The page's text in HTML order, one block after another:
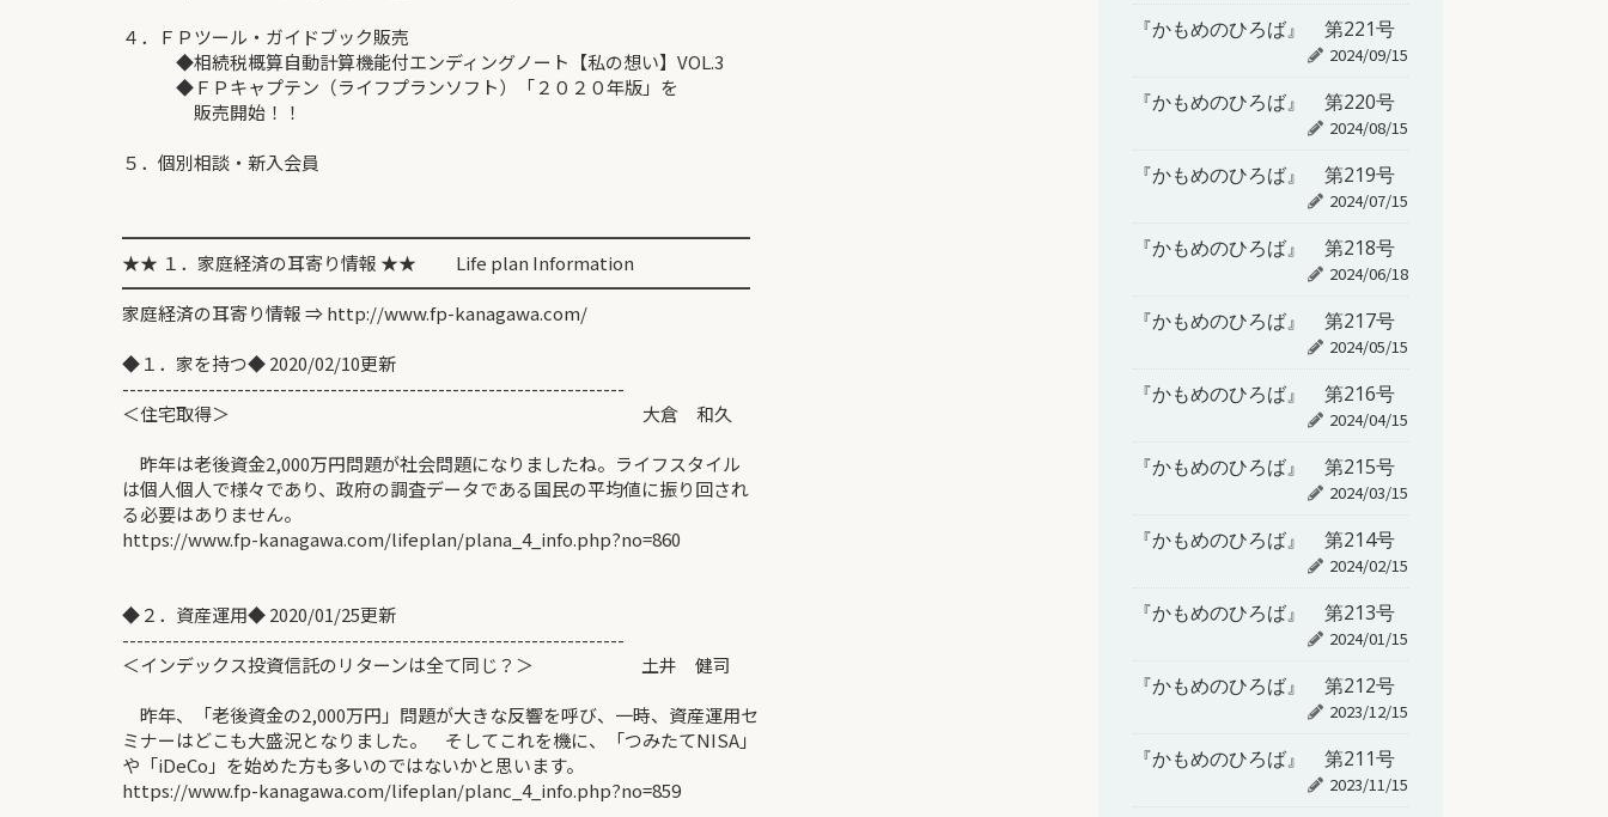
４．ＦＰツール・ガイドブック販売
◆相続税概算自動計算機能付エンディングノート【私の想い】VOL.3
◆ＦＰキャプテン（ライフプランソフト）「２０２０年版」を
販売開始！！
５．個別相談・新入会員
━━━━━━━━━━━━━━━━━━━━━━━━━━━━━━━━━━━
★★ １．家庭経済の耳寄り情報 ★★ Life plan Information
━━━━━━━━━━━━━━━━━━━━━━━━━━━━━━━━━━━
家庭経済の耳寄り情報 ⇒ http://www.fp-kanagawa.com/
◆１．家を持つ◆ 2020/02/10更新
----------------------------------------------------------------------
＜住宅取得＞ 大倉 和久
昨年は老後資金2,000万円問題が社会問題になりましたね。ライフスタイル
は個人個人で様々であり、政府の調査データである国民の平均値に振り回され
る必要はありません。
https://www.fp-kanagawa.com/lifeplan/plana_4_info.php?no=860
◆２．資産運用◆ 2020/01/25更新
----------------------------------------------------------------------
＜インデックス投資信託のリターンは全て同じ？＞ 土井 健司
昨年、「老後資金の2,000万円」問題が大きな反響を呼び、一時、資産運用セ
ミナーはどこも大盛況となりました。 そしてこれを機に、「つみたてNISA」
や「iDeCo」を始めた方も多いのではないかと思います。
https://www.fp-kanagawa.com/lifeplan/planc_4_info.php?no=859
『かもめのひろば』 第221号
2024/09/15
『かもめのひろば』 第220号
2024/08/15
『かもめのひろば』 第219号
2024/07/15
『かもめのひろば』 第218号
2024/06/18
『かもめのひろば』 第217号
2024/05/15
『かもめのひろば』 第216号
2024/04/15
『かもめのひろば』 第215号
2024/03/15
『かもめのひろば』 第214号
2024/02/15
『かもめのひろば』 第213号
2024/01/15
『かもめのひろば』 第212号
2023/12/15
『かもめのひろば』 第211号
2023/11/15